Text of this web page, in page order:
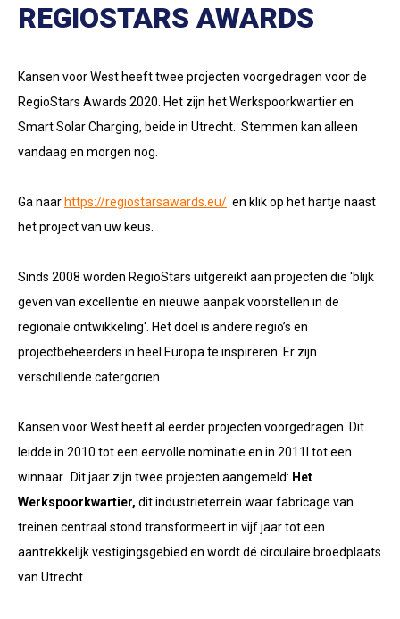
REGIOSTARS AWARDS
Kansen voor West heeft twee projecten voorgedragen voor de
RegioStars Awards 2020. Het zijn het Werkspoorkwartier en
Smart Solar Charging, beide in Utrecht. Stemmen kan alleen
vandaag en morgen nog.
Ga naar https://regiostarsawards.eu/ en klik op het hartje naast
het project van uw keus.
Sinds 2008 worden RegioStars uitgereikt aan projecten die 'b lijk
geven van excellentie en nieuwe aanpak voorstellen in de
regionale ontwikkeling'. Het doel is andere regio’s en
projectbeheerders in heel Europa te inspireren. Er zijn
verschillende catergoriën.
Kansen voor West heeft al eerder projecten voorgedragen. Dit
leidde in 2010 tot een eervolle nominatie en in 2011l tot een
winnaar. Dit jaar zijn twee projecten aangemeld: H et
Werkspoorkwartier, dit industrieterrein waar fabricage van
treinen centraal stond transformeert in vijf jaar tot een
aantrekkelijk vestigingsgebied en wordt dé circulaire broedplaats
van Utrecht.